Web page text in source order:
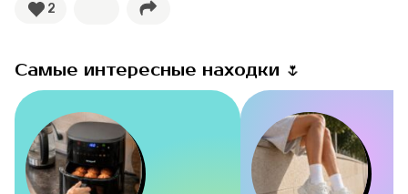
2
Самые интересные находки 🌷